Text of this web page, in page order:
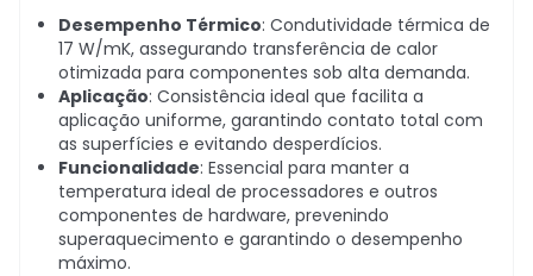
Desempenho Térmico: Condutividade térmica de
17 W/mK, assegurando transferência de calor
otimizada para componentes sob alta demanda.
Aplicação: Consistência ideal que facilita a
aplicação uniforme, garantindo contato total com
as superfícies e evitando desperdícios.
Funcionalidade: Essencial para manter a
temperatura ideal de processadores e outros
componentes de hardware, prevenindo
superaquecimento e garantindo o desempenho
máximo.